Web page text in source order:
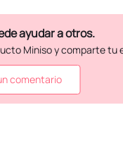
comentario